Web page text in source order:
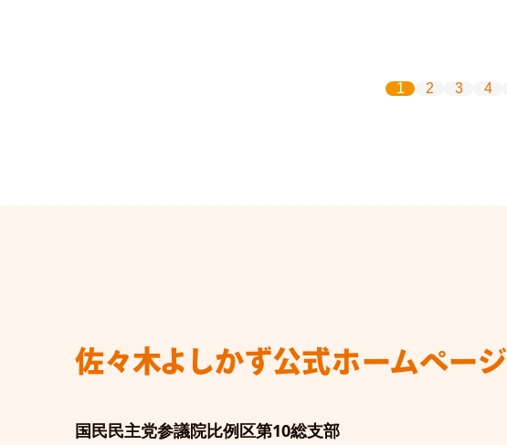
1 2 3 4
佐々木よしかず公式ホームページ
国民民主党参議院比例区第10総支部